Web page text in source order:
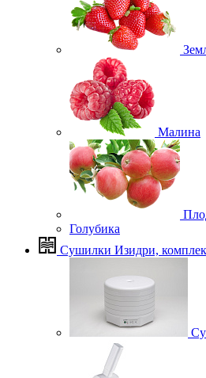
Малина
Голубика
Сушилки Изидри,